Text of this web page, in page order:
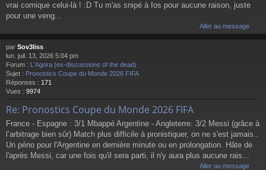
vrai comique celui-là ! :D Tu m'as snipé à Ios pour aucune raison, juste
pour une veng...
Aller au message
par Sov3liss
lun. juil. 13, 2026 5:04 pm
Forum : L'Agora (ex-discussions of the dead)
Sujet : Pronostics Coupe du Monde 2026 FIFA
Réponses : 171
Vues : 9974
Re: Pronostics Coupe du Monde 2026 FIFA
France - Espagne : 3/1 Mbappé Argentine - Angleterre: 3/2 Messi (grâce à
l’arbitrage bien sûr) Match plus difficile à pronistiquer, on ne s'est jamais..
Un péno pour l'Argentine en dernière minute ou en prolongation. Hâte de
l'après Messi, car une fois qu'il sera parti, il n'y aura plus aucune rais...
Aller au message